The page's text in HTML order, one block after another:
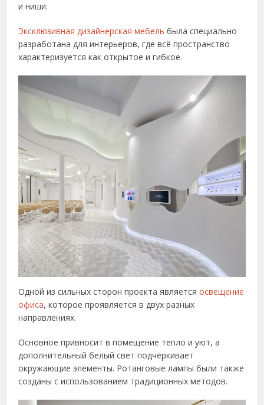
и ниши.
Эксклюзивная дизайнерская мебель была специально
разработана для интерьеров, где всё пространство
характеризуется как открытое и гибкое.
Одной из сильных сторон проекта являетсяосвещение
офиса, которое проявляется в двух разных
направлениях.
Основное привносит в помещение тепло и уют, а
дополнительный белый свет подчёркивает
окружающие элементы. Ротанговые лампы были также
созданы с использованием традиционных методов.